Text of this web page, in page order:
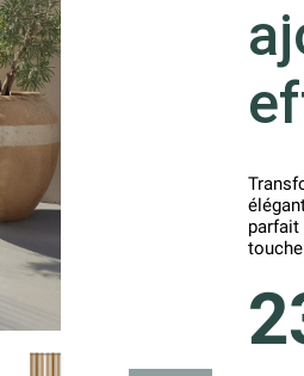
parfait